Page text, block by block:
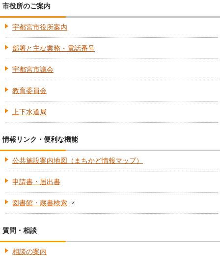
市役所のご案内
宇都宮市役所案内
部署と主な業務・電話番号
宇都宮市議会
教育委員会
上下水道局
情報リンク・便利な機能
公共施設案内地図（まちかど情報マップ）
申請書・届出書
図書館・蔵書検索
質問・相談
相談の案内